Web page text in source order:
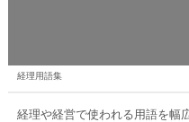
経理用語集
経理や経営で使われる用語を幅